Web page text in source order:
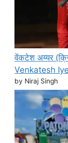
वेंकटेश अय्यर
Venkatesh
by Niraj Singh